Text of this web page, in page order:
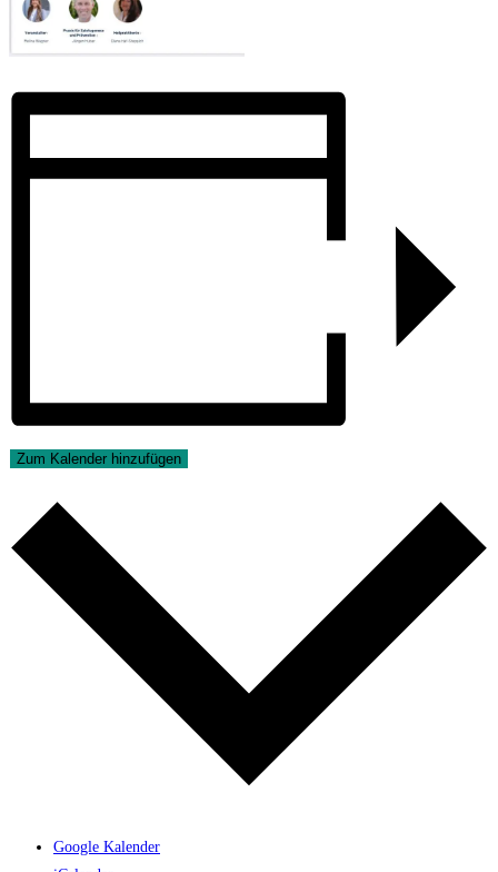
Zum Kalender hinzufügen
Google Kalender